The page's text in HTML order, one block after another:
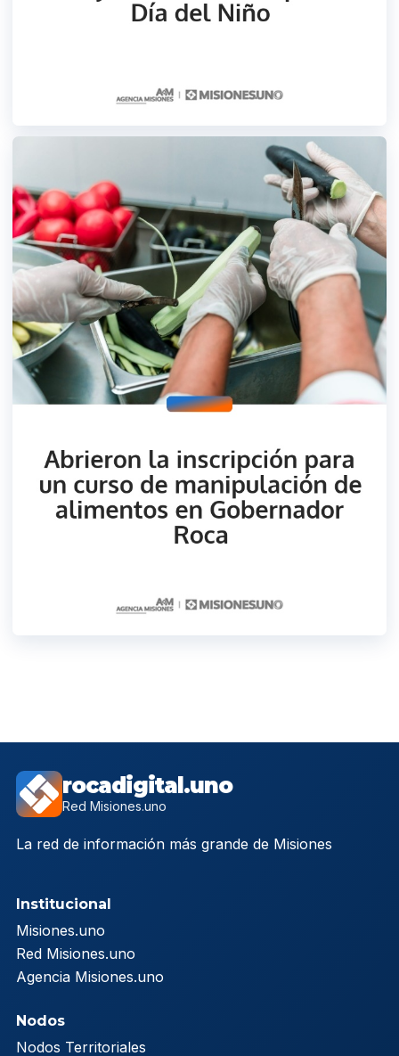
rocadigital.uno
Red Misiones.uno
La red de información más grande de Misiones
Institucional
Misiones.uno
Red Misiones.uno
Agencia Misiones.uno
Nodos
Nodos Territoriales